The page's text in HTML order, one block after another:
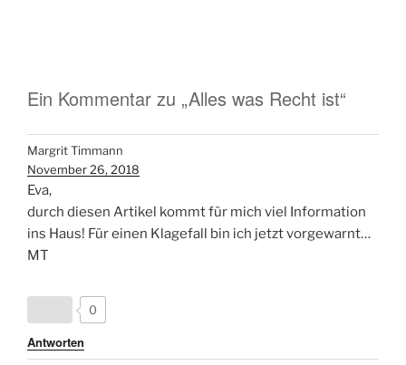
Ein Kommentar zu „Alles was Recht ist“
Margrit Timmann
November 26, 2018
Eva,
durch diesen Artikel kommt für mich viel Information
ins Haus! Für einen Klagefall bin ich jetzt vorgewarnt…
MT
0
Antworten